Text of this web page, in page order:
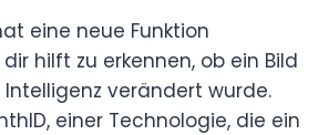
eine neue Funktion
hilft zu erkennen, ob ein Bild
verändert wurde.
einer Technologie, die ein